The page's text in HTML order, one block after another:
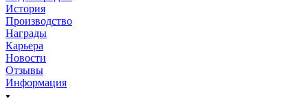
История
Производство
Награды
Карьера
Новости
Отзывы
Информация